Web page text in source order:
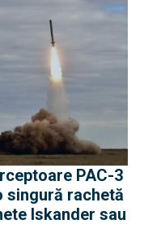
PAC-3
singură rachetă
Iskander sau